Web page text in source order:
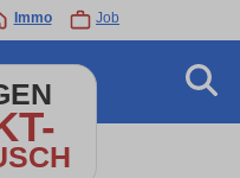
Immo Job